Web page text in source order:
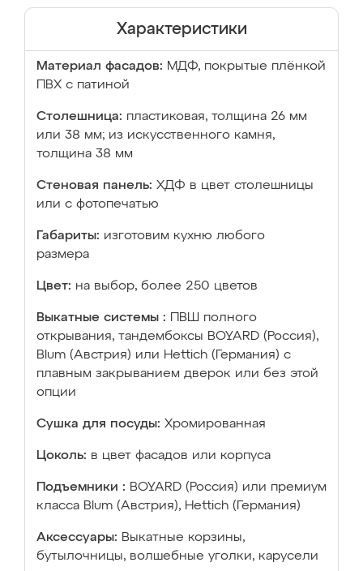
Характеристики
Материал фасадов: МДФ, покрытые плёнкой
ПВХ с патиной
Столешница: пластиковая, толщина 26 мм
или 38 мм; из искусственного камня,
толщина 38 мм
Стеновая панель: ХДФ в цвет столешницы
или с фотопечатью
Габариты: изготовим кухню любого
размера
Цвет: на выбор, более 250 цветов
Выкатные системы :
ПВШ полного
открывания, тандембоксы BOYARD (Россия),
Blum (Австрия) или Hettich (Германия) с
плавным закрыванием дверок или без этой
опции
Сушка для посуды: Хромированная
Цоколь: в цвет фасадов или корпуса
Подъемники : BOYARD (Россия) или премиум
класса Blum (Австрия), Hettich (Германия)
Аксессуары: Выкатные корзины,
бутылочницы, волшебные уголки, карусели